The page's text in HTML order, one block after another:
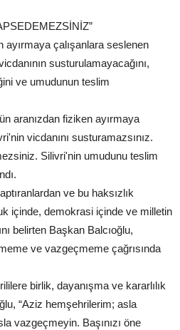
ayırmaya çalışanlara seslenen
susturulamayacağını,
ve umudunun teslim
aranızdan fiziken ayırmaya
vicdanını susturamazsınız.
Silivri'nin umudunu teslim
ve bu haksızlık
içinde, demokrasi içinde ve milletin
belirten Başkan Balcıoğlu,
ve vazgeçmeme çağrısında
birlik, dayanışma ve kararlılık
“Aziz hemşehrilerim; asla
vazgeçmeyin. Başınızı öne